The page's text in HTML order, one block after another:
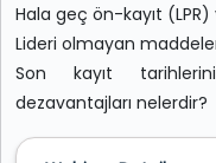
Hala geç ön-kayıt
Lideri olmayan
Son kayıt
dezavantajları nelerdir?